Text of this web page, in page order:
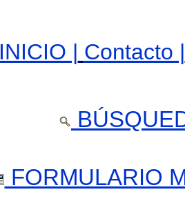
INICIO | Contacto |
FORMULARIO